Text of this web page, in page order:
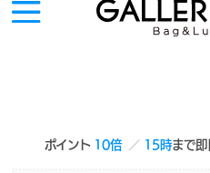
ポイント 10倍 15時まで